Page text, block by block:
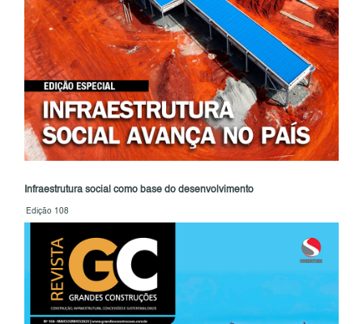
Infraestrutura social como base do desenvolvimento
Edição 108